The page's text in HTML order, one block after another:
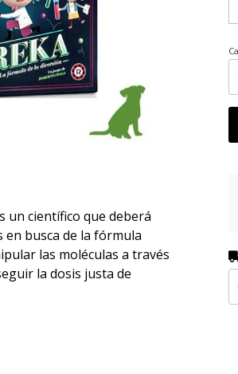
un científico que deberá
busca de la fórmula
las moléculas a través
la dosis justa de